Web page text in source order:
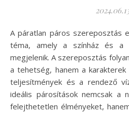
A páratlan páros szereposztás egy izgalmas és sokszínű
téma, amely a színház és a
megjelenik. A szereposztás
a tehetség, hanem a
teljesítmények és a rendező
ideális párosítások nemcsak a
felejthetetlen élményeket,